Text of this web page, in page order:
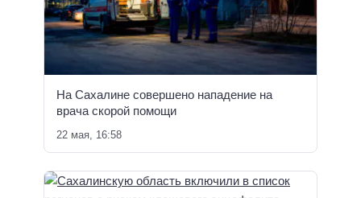
На Сахалине совершено нападение на
врача скорой помощи
22 мая, 16:58